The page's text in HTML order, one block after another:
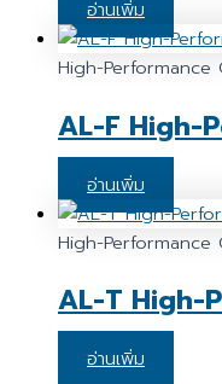
อ่านเพิ่ม
High-Performance
AL-F High-
อ่านเพิ่ม
High-Performance
AL-T High-
อ่านเพิ่ม